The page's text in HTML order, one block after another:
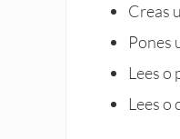
Creas
Pones
Lees o
Lees o